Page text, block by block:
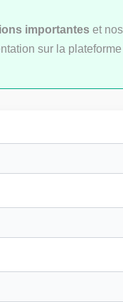
importantes et nos
sur la plateforme